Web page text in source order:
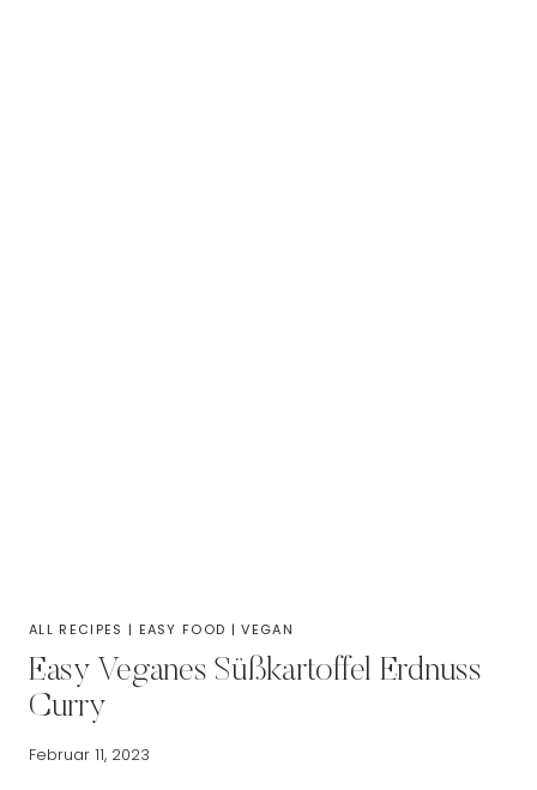
ALL RECIPES | EASY FOOD |VEGAN
Easy Veganes Süßkartoffel Erdnuss
Curry
Februar 11, 2023